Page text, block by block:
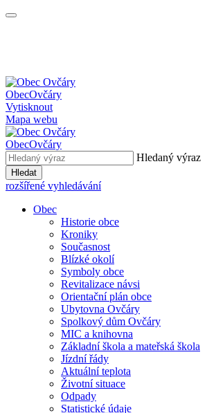
ObecOvčáry
Vytisknout
Mapa webu
ObecOvčáry
Hledaný výraz
Hledat
rozšířené vyhledávání
Obec
Historie obce
Kroniky
Současnost
Blízké okolí
Symboly obce
Revitalizace návsi
Orientační plán obce
Ubytovna Ovčáry
Spolkový dům Ovčáry
MIC a knihovna
Základní škola a mateřská škola
Jízdní řády
Aktuální teplota
Životní situace
Odpady
Statistické údaje